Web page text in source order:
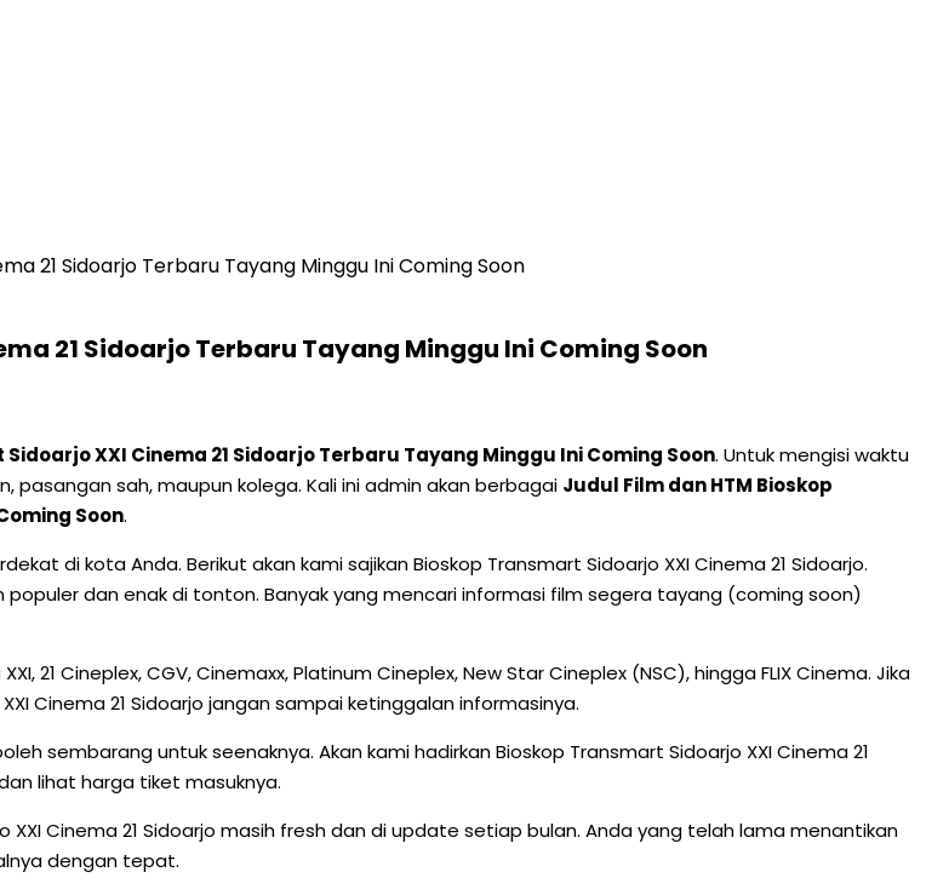
21 Sidoarjo Terbaru Tayang Minggu Ini Coming Soon
21 Sidoarjo Terbaru Tayang Minggu Ini Coming Soon
XXI Cinema 21 Sidoarjo Terbaru Tayang Minggu Ini Coming Soon. Untuk mengisi waktu
sah, maupun kolega. Kali ini admin akan berbagai Judul Film dan HTM Bioskop
Soon.
di kota Anda. Berikut akan kami sajikan Bioskop Transmart Sidoarjo XXI Cinema 21 Sidoarjo.
dan enak di tonton. Banyak yang mencari informasi film segera tayang (coming soon)
21 Cineplex, CGV, Cinemaxx, Platinum Cineplex, New Star Cineplex (NSC), hingga FLIX Cinema. Jika
Cinema 21 Sidoarjo jangan sampai ketinggalan informasinya.
sembarang untuk seenaknya. Akan kami hadirkan Bioskop Transmart Sidoarjo XXI Cinema 21
lihat harga tiket masuknya.
Cinema 21 Sidoarjo masih fresh dan di update setiap bulan. Anda yang telah lama menantikan
dengan tepat.